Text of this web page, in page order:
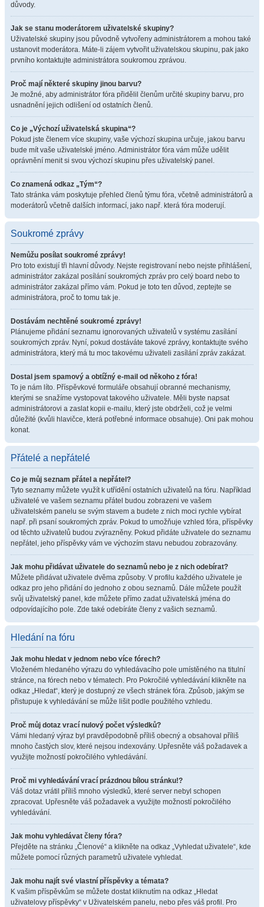
důvody.
Jak se stanu moderátorem uživatelské skupiny?
Uživatelské skupiny jsou původně vytvořeny administrátorem a mohou také
ustanovit moderátora. Máte-li zájem vytvořit uživatelskou skupinu, pak jako
prvního kontaktujte administrátora soukromou zprávou.
Proč mají některé skupiny jinou barvu?
Je možné, aby administrátor fóra přidělil členům určité skupiny barvu, pro
usnadnění jejich odlišení od ostatních členů.
Co je „Výchozí uživatelská skupina“?
Pokud jste členem více skupiny, vaše výchozí skupina určuje, jakou barvu
bude mít vaše uživatelské jméno. Administrátor fóra vám může udělit
oprávnění menit si svou výchozí skupinu přes uživatelský panel.
Co znamená odkaz „Tým“?
Tato stránka vám poskytuje přehled členů týmu fóra, včetně administrátorů a
moderátorů včetně dalších informací, jako např. která fóra moderují.
Soukromé zprávy
Nemůžu posílat soukromé zprávy!
Pro toto existují tři hlavní důvody. Nejste registrovaní nebo nejste přihlášení,
administrátor zakázal posílání soukromých zpráv pro celý board nebo to
administrátor zakázal přímo vám. Pokud je toto ten důvod, zeptejte se
administrátora, proč to tomu tak je.
Dostávám nechtěné soukromé zprávy!
Plánujeme přidání seznamu ignorovaných uživatelů v systému zasílání
soukromých zpráv. Nyní, pokud dostáváte takové zprávy, kontaktujte svého
administrátora, který má tu moc takovému uživateli zasílání zpráv zakázat.
Dostal jsem spamový a obtížný e-mail od někoho z fóra!
To je nám líto. Příspěvkové formuláře obsahují obranné mechanismy,
kterými se snažíme vystopovat takového uživatele. Měli byste napsat
administrátorovi a zaslat kopii e-mailu, který jste obdrželi, což je velmi
důležité (kvůli hlavičce, která potřebné informace obsahuje). Oni pak mohou
konat.
Přátelé a nepřátelé
Co je můj seznam přátel a nepřátel?
Tyto seznamy můžete využít k utřídění ostatních uživatelů na fóru. Například
uživatelé ve vašem seznamu přátel budou zobrazeni ve vašem
uživatelském panelu se svým stavem a budete z nich moci rychle vybírat
např. při psaní soukromých zpráv. Pokud to umožňuje vzhled fóra, příspěvky
od těchto uživatelů budou zvýrazněny. Pokud přidáte uživatele do seznamu
nepřátel, jeho příspěvky vám ve výchozím stavu nebudou zobrazovány.
Jak mohu přidávat uživatele do seznamů nebo je z nich odebírat?
Můžete přidávat uživatele dvěma způsoby. V profilu každého uživatele je
odkaz pro jeho přidání do jednoho z obou seznamů. Dále můžete použít
svůj uživatelský panel, kde můžete přímo zadat uživatelská jména do
odpovídajícího pole. Zde také odebíráte členy z vašich seznamů.
Hledání na fóru
Jak mohu hledat v jednom nebo více fórech?
Vloženém hledaného výrazu do vyhledávacího pole umístěného na titulní
stránce, na fórech nebo v tématech. Pro Pokročilé vyhledávání klikněte na
odkaz „Hledat“, který je dostupný ze všech stránek fóra. Způsob, jakým se
přistupuje k vyhledávání se může lišit podle použitého vzhledu.
Proč můj dotaz vrací nulový počet výsledků?
Vámi hledaný výraz byl pravděpodobně příliš obecný a obsahoval příliš
mnoho častých slov, které nejsou indexovány. Upřesněte váš požadavek a
využijte možností pokročilého vyhledávání.
Proč mi vyhledávání vrací prázdnou bílou stránku!?
Váš dotaz vrátil příliš mnoho výsledků, které server nebyl schopen
zpracovat. Upřesněte váš požadavek a využijte možností pokročilého
vyhledávání.
Jak mohu vyhledávat členy fóra?
Přejděte na stránku „Členové“ a klikněte na odkaz „Vyhledat uživatele“, kde
můžete pomocí různých parametrů uživatele vyhledat.
Jak mohu najít své vlastní příspěvky a témata?
K vašim příspěvkům se můžete dostat kliknutím na odkaz „Hledat
uživatelovy příspěvky“ v Uživatelském panelu, nebo přes váš profil. Pro